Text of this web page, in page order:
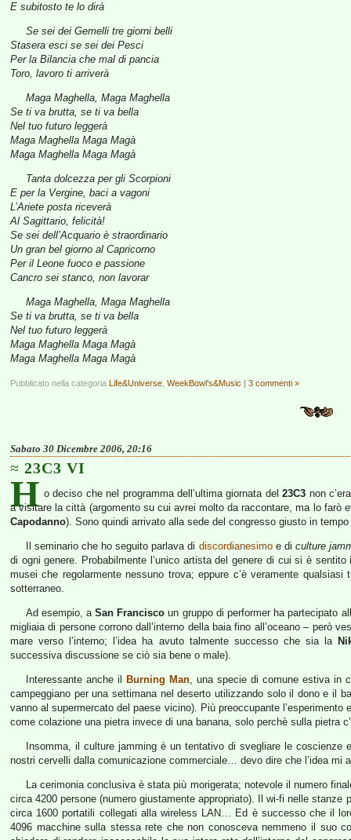
E subitosto te lo dirà
Se sei dei Gemelli tre giorni belli
Stasera esci se sei dei Pesci
Per la Bilancia che mal di pancia
Toro, lavoro ti arriverà
Maga Maghella, Maga Maghella
Se ti va brutta, se ti va bella
Nel tuo futuro leggerà
Maga Maghella Maga Magà
Maga Maghella Maga Magà
Tanta dolcezza per gli Scorpioni
E per la Vergine, baci a vagoni
L’Ariete posta riceverà
Al Sagittario, felicità!
Se sei dell’Acquario è straordinario
Un gran bel giorno al Capricorno
Per il Leone fuoco e passione
Cancro sei stanco, non lavorar
Maga Maghella, Maga Maghella
Se ti va brutta, se ti va bella
Nel tuo futuro leggerà
Maga Maghella Maga Magà
Maga Maghella Maga Magà
Pubblicato nella categoria Life&Universe WeekBowl's&Music | 3 commenti »
Sabato 30 Dicembre 2006, 20:16
23C3 VI
H o deciso che nel programma dell’ultima giornata del23C3 non
a visitare la città (argomento su cui avrei molto da raccontare, ma lo farò
Capodanno). Sono quindi arrivato alla sede del congresso giusto in
Il seminario che ho seguito parlava di discordianesimoe di culture
di ogni genere. Probabilmente l’unico artista del genere di cui si è
musei che regolarmente nessuno trova; eppure c’è veramente
sotterraneo.
Ad esempio, aSan Francisco un gruppo di performer ha partecipato
migliaia di persone corrono dall’interno della baia fino all’oceano – però
mare verso l’interno; l’idea ha avuto talmente successo che sia la
successiva discussione se ciò sia bene o male).
Interessante anche il Burning Man, una specie di comune estiva in
campeggiano per una settimana nel deserto utilizzando solo il dono e il
vanno al supermercato del paese vicino). Più preoccupante
come colazione una pietra invece di una banana, solo perchè sulla pietra
Insomma, il culture jamming è un tentativo di svegliare le coscienze
nostri cervelli dalla comunicazione commerciale… devo dire che l’idea mi
La cerimonia conclusiva è stata più morigerata; notevole il numero
circa 4200 persone (numero giustamente appropriato). Il wi-fi nelle stanze
circa 1600 portatili collegati alla wireless LAN… Ed è successo che il
4096 macchine sulla stessa rete che non conosceva nemmeno il suo